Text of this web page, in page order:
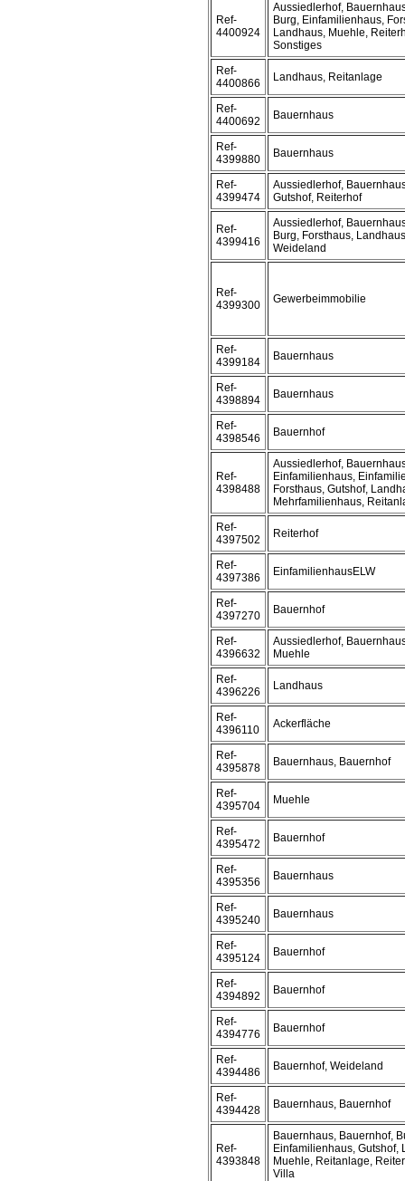
Ref-
4400924
Aussiedlerhof,
Burg, Einfamilienhaus,
Landhaus, Muehle,
Sonstiges
Ref-
4400866
Landhaus, Reitanlage
Ref-
4400692
Bauernhaus
Ref-
4399880
Bauernhaus
Ref-
4399474
Aussiedlerhof,
Gutshof, Reiterhof
Ref-
4399416
Aussiedlerhof,
Burg, Forsthaus,
Weideland
Ref-
4399300
Gewerbeimmobilie
Ref-
4399184
Bauernhaus
Ref-
4398894
Bauernhaus
Ref-
4398546
Bauernhof
Ref-
4398488
Aussiedlerhof,
Einfamilienhaus,
Forsthaus, Gutshof,
Mehrfamilienhaus,
Ref-
4397502
Reiterhof
Ref-
4397386
EinfamilienhausELW
Ref-
4397270
Bauernhof
Ref-
4396632
Aussiedlerhof,
Muehle
Ref-
4396226
Landhaus
Ref-
4396110
Ackerfläche
Ref-
4395878
Bauernhaus, Bauernhof
Ref-
4395704
Muehle
Ref-
4395472
Bauernhof
Ref-
4395356
Bauernhaus
Ref-
4395240
Bauernhaus
Ref-
4395124
Bauernhof
Ref-
4394892
Bauernhof
Ref-
4394776
Bauernhof
Ref-
4394486
Bauernhof, Weideland
Ref-
4394428
Bauernhaus, Bauernhof
Ref-
4393848
Bauernhaus, Bauernhof,
Einfamilienhaus, Gutshof,
Muehle, Reitanlage,
Villa